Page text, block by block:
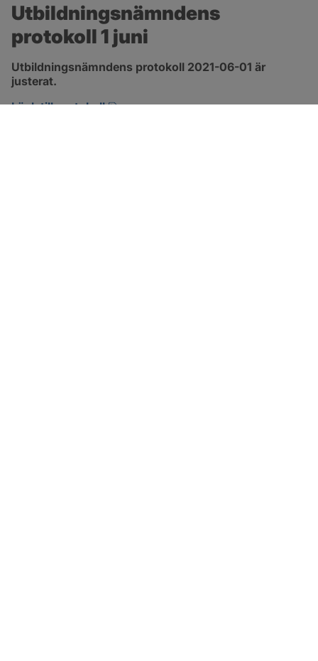
Utbildningsnämndens
protokoll 1 juni
Utbildningsnämndens protokoll 2021-06-01 är
justerat.
Länk till protokoll
pdf, 1.3 MB, öppnas i nytt fönster.